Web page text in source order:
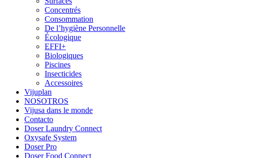
Concentrés
Consommation
De l’hygiène Personnelle
Écologique
EFFI+
Biologiques
Piscines
Insecticides
Accessoires
Vijuplan
NOSOTROS
Vijusa dans le monde
Contacto
Doser Laundry Connect​
Oxysafe System
Doser Pro
Doser Food Connect